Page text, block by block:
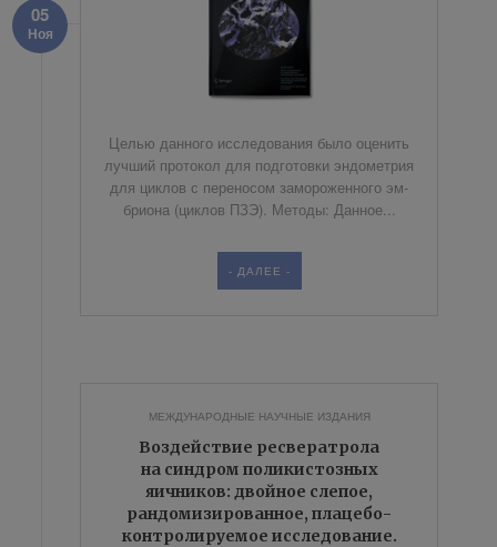
05
Ноя
Це­лью дан­но­го ис­сле­до­ва­ния бы­ло оце­нить
луч­ший про­то­кол для под­го­тов­ки эн­до­мет­рия
для цик­лов с пе­ре­но­сом за­мо­ро­жен­но­го эм­
бри­о­на (цик­лов ПЗЭ). Ме­то­ды: Дан­ное...
- ДАЛЕЕ -
МЕЖДУНАРОДНЫЕ НАУЧНЫЕ ИЗДАНИЯ
Воздействие ресвератрола
на синдром поликистозных
яичников: двойное слепое,
рандомизированное, плацебо-
контролируемое исследование.